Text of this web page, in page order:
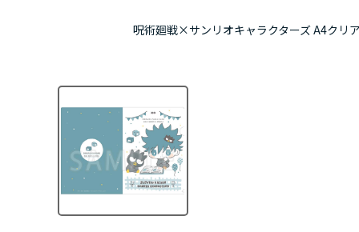
呪術廻戦×サンリオキャラクターズ A4クリ